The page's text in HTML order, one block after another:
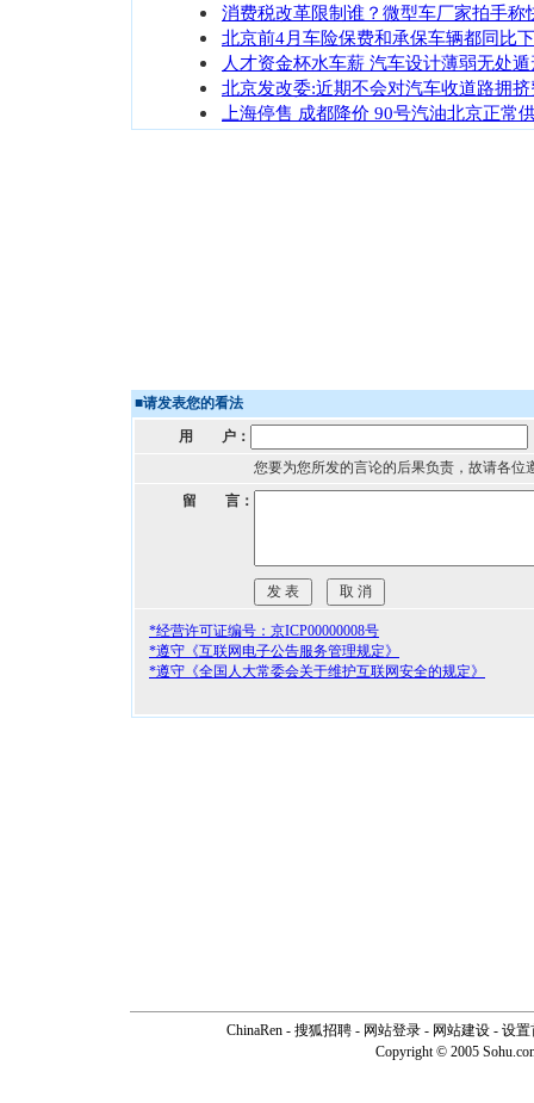
消费税改革限制谁？微型车厂家拍手称
北京前4月车险保费和承保车辆都同比
人才资金杯水车薪 汽车设计薄弱无处遁
北京发改委:近期不会对汽车收道路拥挤
上海停售 成都降价 90号汽油北京正常
■请发表您的看法
用 户：
您要为您所发的言论的后果负责，故请各位
留 言：
*经营许可证编号：京ICP00000008号
*遵守《互联网电子公告服务管理规定》
*遵守《全国人大常委会关于维护互联网安全的规定》
ChinaRen - 搜狐招聘 - 网站登录 - 网站建设 - 设置
Copyright © 2005